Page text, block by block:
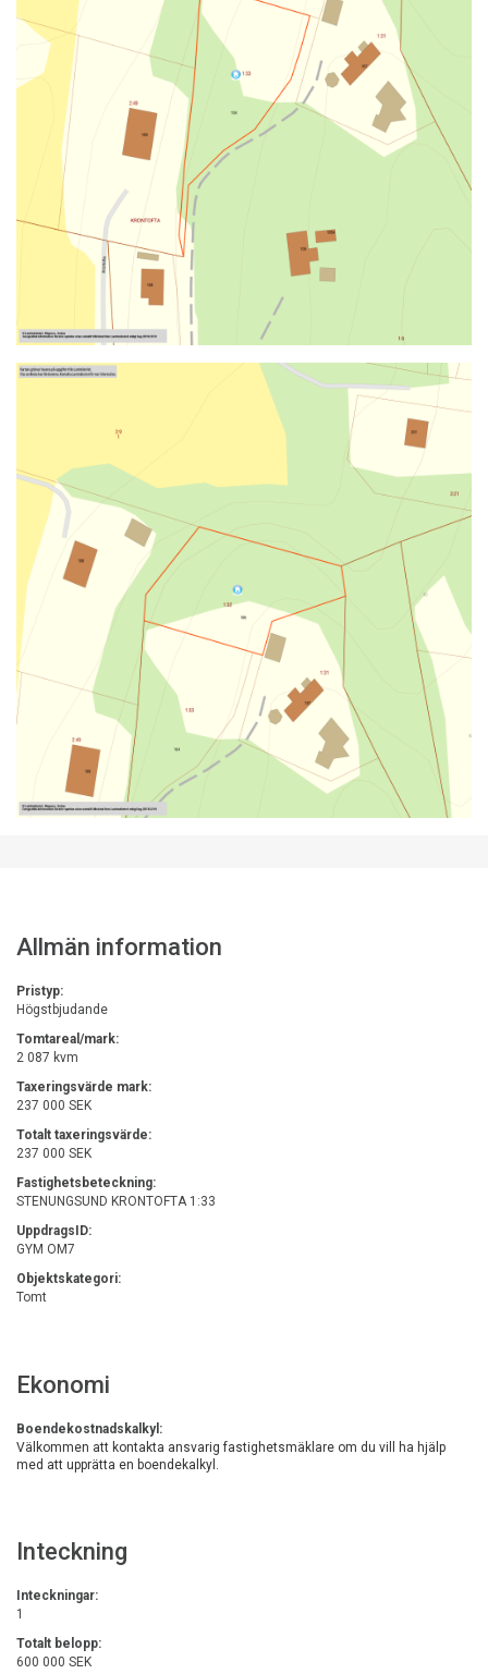
Allmän information
Pristyp:
Högstbjudande
Tomtareal/mark:
2 087 kvm
Taxeringsvärde mark:
237 000 SEK
Totalt taxeringsvärde:
237 000 SEK
Fastighetsbeteckning:
STENUNGSUND KRONTOFTA 1:33
UppdragsID:
GYM OM7
Objektskategori:
Tomt
Ekonomi
Boendekostnadskalkyl:
Välkommen att kontakta ansvarig fastighetsmäklare om du vill ha hjälp
med att upprätta en boendekalkyl.
Inteckning
Inteckningar:
1
Totalt belopp:
600 000 SEK